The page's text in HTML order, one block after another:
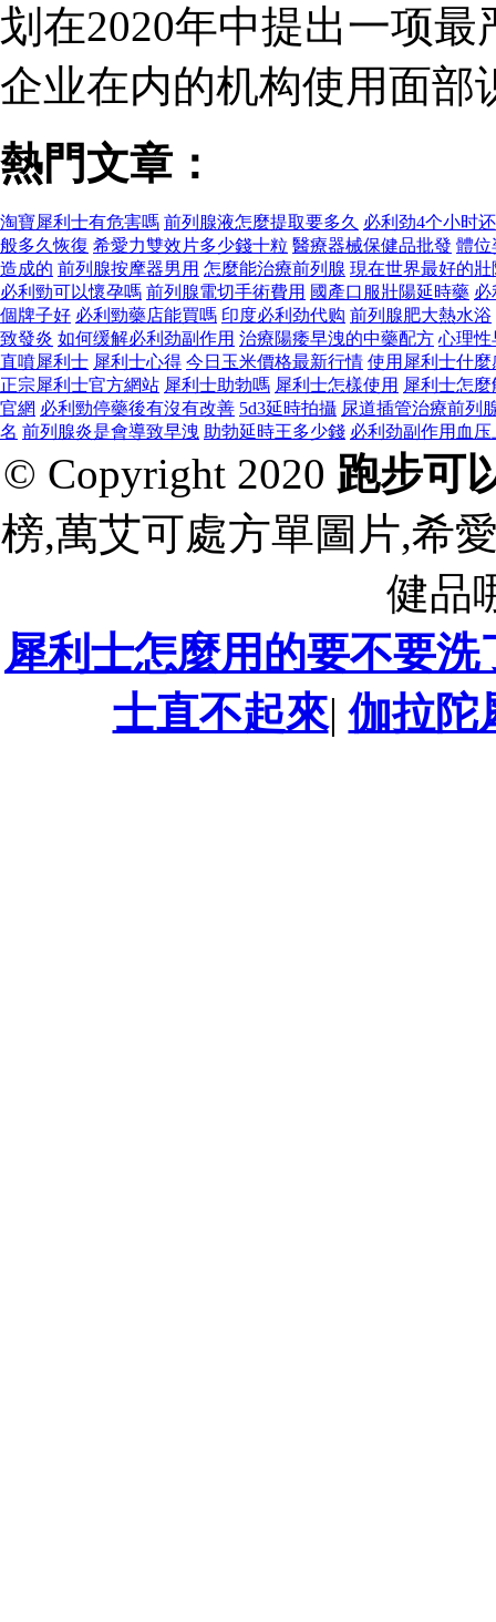
划在2020年中提出一项
企业在内的机构使用面
熱門文章：
淘寶犀利士有危害嗎 前列腺液怎麼提取要多久 必利劲4个小时
般多久恢復 希愛力雙效片多少錢十粒 醫療器械保健品批發 體位
造成的 前列腺按摩器男用 怎麼能治療前列腺 現在世界最好的
必利勁可以懷孕嗎 前列腺電切手術費用 國產口服壯陽延時藥 必
個牌子好 必利勁藥店能買嗎 印度必利劲代购 前列腺肥大熱水浴
致發炎 如何缓解必利劲副作用 治療陽痿早洩的中藥配方 心理性
直噴犀利士 犀利士心得 今日玉米價格最新行情 使用犀利士什麼
正宗犀利士官方網站 犀利士助勃嗎 犀利士怎樣使用 犀利士怎
官網 必利勁停藥後有沒有改善 5d3延時拍攝 尿道插管治療前列
名 前列腺炎是會導致早洩 助勃延時王多少錢 必利劲副作用血压
© Copyright 2020 跑步可
榜,萬艾可處方單圖片,希
健品
犀利士怎麼用的要不要洗
士直不起來|伽拉陀